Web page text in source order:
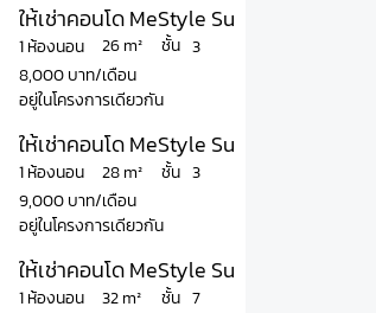
ให้เช่าคอนโด MeStyle Sukhumvit –
1 ห้องนอน
8,000 บาท/เดือน
ชั้น
26 m² 3
อยู่ในโครงการเดียวกัน
ให้เช่าคอนโด MeStyle Sukhumvit –
1 ห้องนอน
9,000 บาท/เดือน
ชั้น
28 m² 3
อยู่ในโครงการเดียวกัน
ให้เช่าคอนโด MeStyle Sukhumvit -
1 ห้องนอน
ชั้น
32 m² 7